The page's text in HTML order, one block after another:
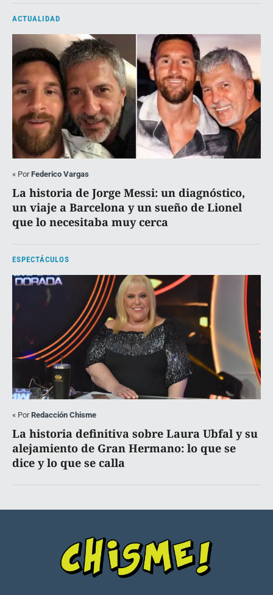
ACTUALIDAD
« PorFederico Vargas
La historia de Jorge Messi: un diagnóstico,
un viaje a Barcelona y un sueño de Lionel
que lo necesitaba muy cerca
ESPECTÁCULOS
« PorRedacción Chisme
La historia definitiva sobre Laura Ubfal y su
alejamiento de Gran Hermano: lo que se
dice y lo que se calla